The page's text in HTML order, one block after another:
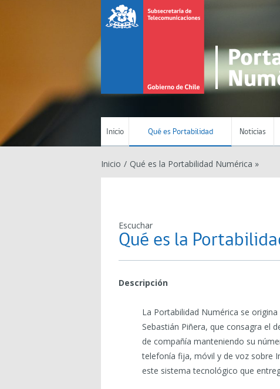
Inicio Qué es Portabilidad Noticias
Inicio / Qué es la Portabilidad Numérica »
Escuchar
Qué es la
Descripción
La Portabilidad Numérica se
Sebastián Piñera, que consagra el
de compañía manteniendo su
telefonía fija, móvil y de voz sobre
este sistema tecnológico que